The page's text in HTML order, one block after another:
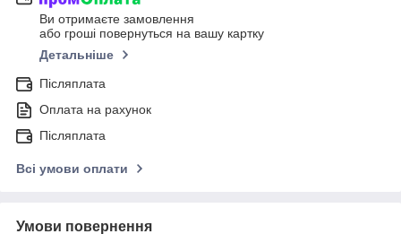
Ви отримаєте замовлення
або гроші повернуться на вашу картку
Детальніше
Післяплата
Оплата на рахунок
Післяплата
Всі умови оплати
Умови повернення